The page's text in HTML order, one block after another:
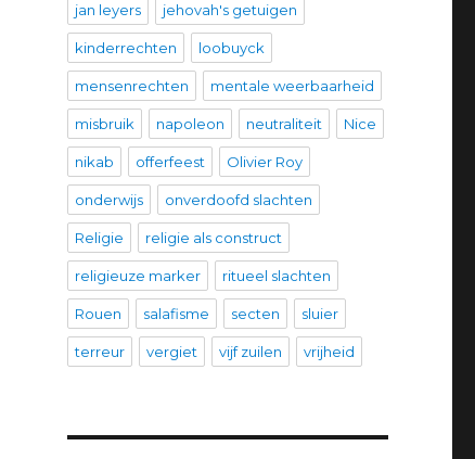
jan leyers jehovah's getuigen
kinderrechten loobuyck
mensenrechten mentale weerbaarheid
misbruik napoleon neutraliteit Nice
nikab offerfeest Olivier Roy
onderwijs onverdoofd slachten
Religie religie als construct
religieuze marker ritueel slachten
Rouen salafisme secten sluier
terreur vergiet vijf zuilen vrijheid